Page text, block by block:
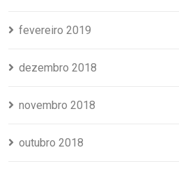
fevereiro 2019
dezembro 2018
novembro 2018
outubro 2018